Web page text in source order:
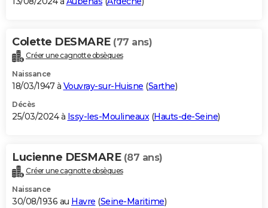
Colette DESMARE (77 ans)
Créer une cagnotte obsèques
Naissance
18/03/1947 à Vouvray-sur-Huisne (Sarthe)
Décès
25/03/2024 à Issy-les-Moulineaux(Hauts-de-Seine)
Lucienne DESMARE (87 ans)
Créer une cagnotte obsèques
Naissance
30/08/1936 au Havre (Seine-Maritime)